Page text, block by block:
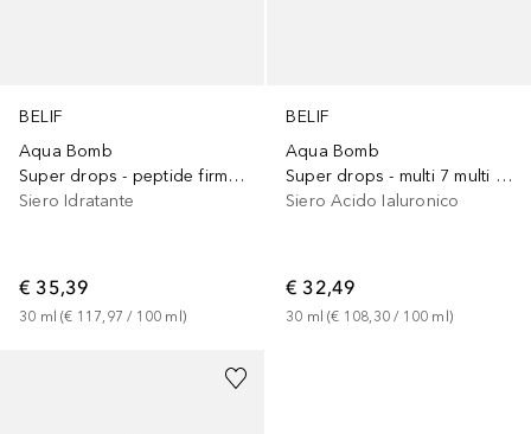
BELIF
Aqua Bomb
Super drops - peptide firming serum
Siero Idratante
€ 35,39
30 ml (€ 117,97 / 100 ml )
BELIF
Aqua Bomb
Super drops - multi 7 multi hyaluron serum
Siero Acido Ialuronico
€ 32,49
30 ml (€ 108,30 / 100 ml )